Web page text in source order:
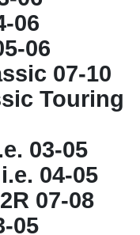
06
06
07-10
Touring
03-05
04-05
07-08
05